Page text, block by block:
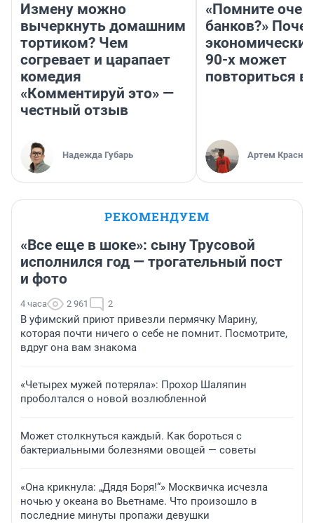
Измену можно
вычеркнуть домашним
тортиком? Чем
согревает и царапает
комедия
«Комментируй это» —
честный отзыв
Надежда Губарь
«Помните
банков?»
90-х может
повториться
Артем Краснов
РЕКОМЕНДУЕМ
«Все еще в шоке»: сыну Трусовой
исполнился год — трогательный пост
и фото
4 часа 2 961 2
В уфимский приют привезли пермячку Марину,
которая почти ничего о себе не помнит. Посмотрите,
вдруг она вам знакома
«Четырех мужей потеряла»: Прохор Шаляпин
проболтался о новой возлюбленной
Может столкнуться каждый. Как бороться с
бактериальными болезнями овощей — советы
«Она крикнула: „Дядя Боря!“» Москвичка исчезла
ночью у океана во Вьетнаме. Что произошло в
последние минуты пропажи девушки